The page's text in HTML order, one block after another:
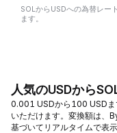
SOLからUSDへの為替レー
ます。
人気のUSDから
0.001 USDから100 USDま
いただけます。変換額は、
基づいてリアルタイムで表示